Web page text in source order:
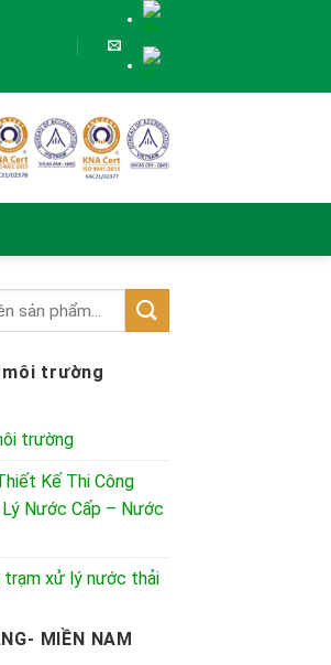
môi trường
trường
Kế Thi Công
Nước Cấp – Nước
trạm xử lý nước thải
MIỀN NAM